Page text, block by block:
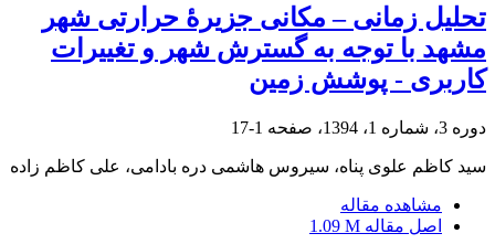
تحلیل زمانی – مکانی جزیرۀ حرارتی شهر
مشهد با توجه به گسترش شهر و تغییرات
کاربری - پوشش زمین
دوره 3، شماره 1، 1394، صفحه 1-17
سید کاظم علوی پناه، سیروس هاشمی دره بادامی، علی کاظم زاده
مشاهده مقاله
اصل مقاله 1.09 M